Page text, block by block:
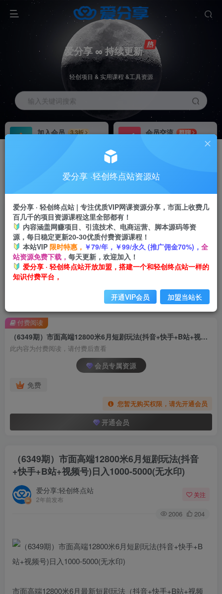
爱分享 ∞ 持续更新
轻创项目 & 实用课程 &工具资源
输入关键词搜索
加入会员
3.3折
会员交流
群聊
推广返佣高达70%
24小时自动赚钱
加入会员享受权益福利
（6349期）市面高端12800米6月短剧玩法(抖音+快手+B站+视频号)日入1000-5000(无水印)
此内容为付费阅读，请付费后查看
会员专属资源
免费
您暂无购买权限，请先开通会员
开通会员
付费阅读
（6349期）市面高端12800米6月短剧玩法(抖音
+快手+B站+视频号)日入1000-5000(无水印)
爱分享:轻创终点站
2年前发布
关注
2006 204
市面高端12800米6月最新短剧玩法（抖音+快手+B站+视频
爱分享 ·轻创终点站资源站
爱分享 · 轻创终点站 | 专注优质VIP网课资源分享，市面上收费几
百几千的项目资源课程这里全部都有！
内容涵盖网赚项目、引流技术、电商运营、脚本源码等资
源，每日稳定更新20-30优质付费资源课程！
本站VIP 限时特惠， ￥79/年，￥99/永久 (推广佣金70%)， 全
站资源免费下载， 每天更新，欢迎加入！
爱分享 · 轻创终点站开放加盟，搭建一个和轻创终点站一样的
知识付费平台，
开通VIP会员 加盟当站长